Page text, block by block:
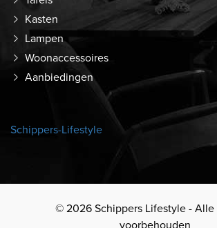
Kasten
Lampen
Woonaccessoires
Aanbiedingen
Schippers-Lifestyle
© 2026 Schippers Lifestyle -